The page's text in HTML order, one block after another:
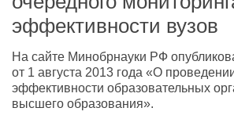
эффективности вузов
На сайте Минобрнауки РФ
от 1 августа 2013 года «О
эффективности образовательных
высшего образования».